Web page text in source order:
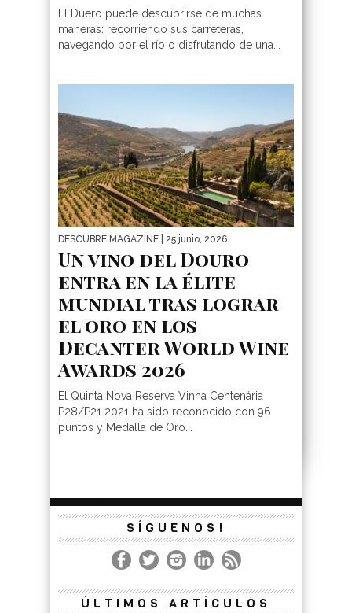
El Duero puede descubrirse de muchas
maneras: recorriendo sus carreteras,
navegando por el río o disfrutando de una...
DESCUBRE MAGAZINE | 25 junio, 2026
Un vino del Douro
entra en la élite
mundial tras lograr
el oro en los
Decanter World Wine
Awards 2026
El Quinta Nova Reserva Vinha Centenária
P28/P21 2021 ha sido reconocido con 96
puntos y Medalla de Oro...
SÍGUENOS!
ÚLTIMOS ARTÍCULOS